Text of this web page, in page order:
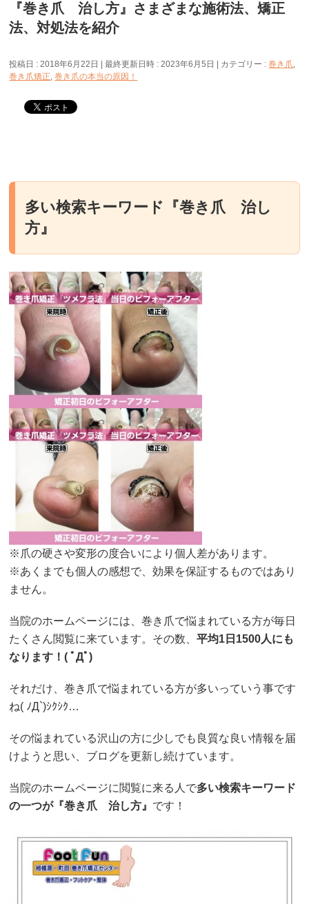
『巻き爪 治し方』さまざまな施術法、矯正
法、対処法を紹介
投稿日 : 2018年6月22日 最終更新日時 : 2023年6月5日 カテゴリー :巻き爪,
巻き爪矯正,巻き爪の本当の原因！
多い検索キーワード『巻き爪 治し
方』
※爪の硬さや変形の度合いにより個人差があります。
※あくまでも個人の感想で、効果を保証するものではあり
ません。
当院のホームページには、巻き爪で悩まれている方が毎日
たくさん閲覧に来ています。その数、平均1日1500人にも
なります！( ﾟДﾟ)
それだけ、巻き爪で悩まれている方が多いっていう事です
ね( ﾉД`)ｼｸｼｸ…
その悩まれている沢山の方に少しでも良質な良い情報を届
けようと思い、ブログを更新し続けています。
当院のホームページに閲覧に来る人で多い検索キーワード
の一つが『巻き爪 治し方』 です！